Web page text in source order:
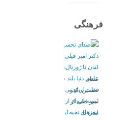
فرهنگی
صدای
تحسین دکتر
امیر فیلی از
لندن تا